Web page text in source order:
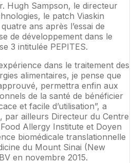
Hugh Sampson, le directeur
le patch Viaskin
ans après l’essai de
de développement dans le
3 intitulée PEPITES.
dans le traitement des
alimentaires, je pense que
permettra enfin aux
de la santé de bénéficier
et facile d’utilisation”, a
par ailleurs Directeur du Centre
Allergy Institute et Doyen
biomédicale translationnelle
du Mount Sinai (New
en novembre 2015.